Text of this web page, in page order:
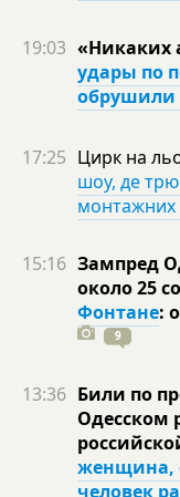
19:03 «Никаких
удары по
обрушили
17:25 Цирк на
шоу, де
монтажних
15:16 Зампред
около 25
Фонтане:
9
13:36 Били по
Одесском
женщина,
человек